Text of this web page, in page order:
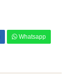
Whatsapp